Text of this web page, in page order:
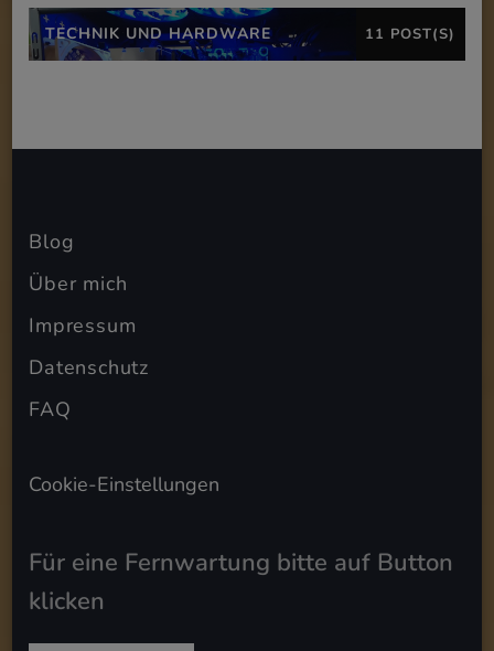
TECHNIK UND HARDWARE 11 POST(S)
Blog
Über mich
Impressum
Datenschutz
FAQ
Cookie-Einstellungen
Für eine Fernwartung bitte auf Button
klicken